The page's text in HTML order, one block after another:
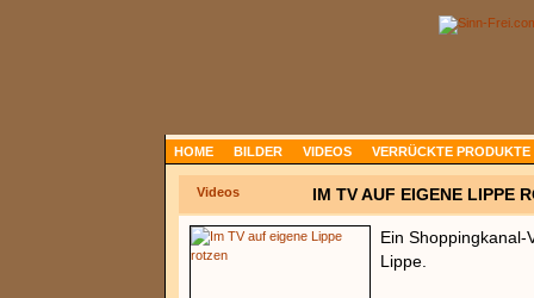
HOME BILDER VIDEOS VERRÜCKTE PRODUKTE
Videos IM TV AUF EIGENE LIPPE
Ein Shoppingkanal-
Lippe.